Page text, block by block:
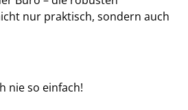
nur praktisch, sondern auch
nie so einfach!